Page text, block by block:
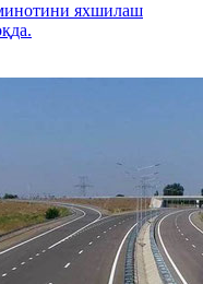
яхшилаш